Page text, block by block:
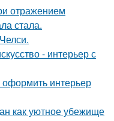
отражением
стала.
- интерьер с
оформить интерьер
как уютное убежище